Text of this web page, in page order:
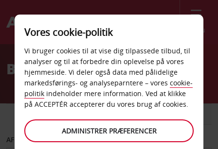
Menu
Welcome
AvisBilleje Naracoorte
AFHENT FRA
Vores cookie-politik
Vi bruger cookies til at vise dig tilpassede tilbud, til
analyser og til at forbedre din oplevelse på vores
hjemmeside. Vi deler også data med pålidelige
markedsførings- og analyseparntere – vores cookie-
politik indeholder mere information. Ved at klikke
på ACCEPTÉR accepterer du vores brug af cookies.
ADMINISTRER PRÆFERENCER